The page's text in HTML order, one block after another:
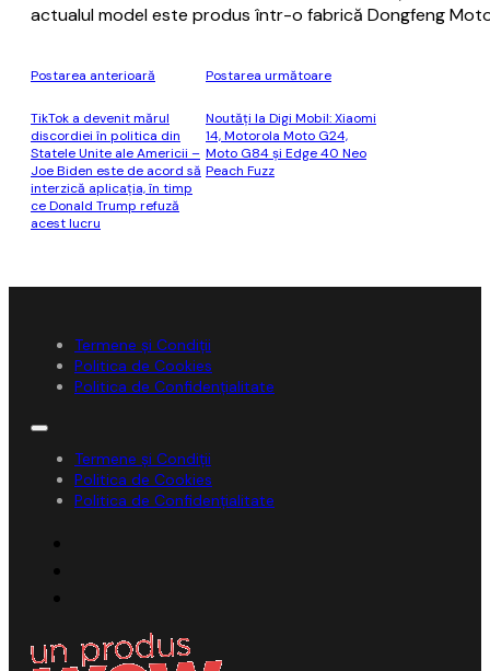
actualul model este produs într-o fabrică Dongfeng
Postarea anterioară
TikTok a devenit mărul
discordiei în politica din
Statele Unite ale Americii –
Joe Biden este de acord să
interzică aplicaţia, în timp
ce Donald Trump refuză
acest lucru
Postarea următoare
Noutăţi la Digi Mobil: Xiaomi
14, Motorola Moto G24,
Moto G84 şi Edge 40 Neo
Peach Fuzz
Termene și Condiții
Politica de Cookies
Politica de Confidențialitate
Termene și Condiții
Politica de Cookies
Politica de Confidențialitate